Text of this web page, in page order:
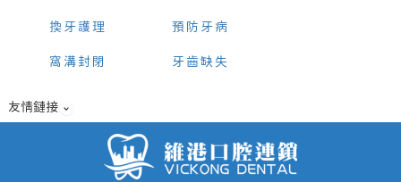
換牙護理
窩溝封閉
預防牙病
牙齒缺失
友情鏈接